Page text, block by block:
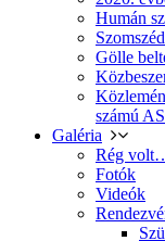
Humán
Gölle
számú
Galéria
Rég
Fotók
Videók